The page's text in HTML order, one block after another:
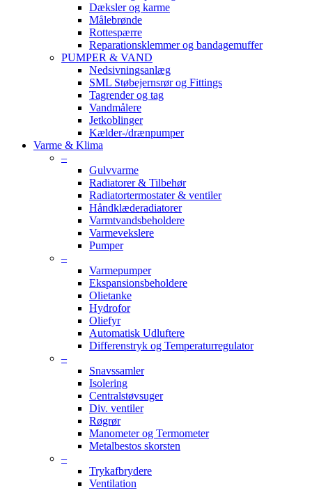
Dæksler og karme
Målebrønde
Rottespærre
Reparationsklemmer og bandagemuffer
PUMPER & VAND
Nedsivningsanlæg
SML Støbejernsrør og Fittings
Tagrender og tag
Vandmålere
Jetkoblinger
Kælder-/drænpumper
Varme & Klima
–
Gulvvarme
Radiatorer & Tilbehør
Radiatortermostater & ventiler
Håndklæderadiatorer
Varmtvandsbeholdere
Varmevekslere
Pumper
–
Varmepumper
Ekspansionsbeholdere
Olietanke
Hydrofor
Oliefyr
Automatisk Udluftere
Differenstryk og Temperaturregulator
–
Snavssamler
Isolering
Centralstøvsuger
Div. ventiler
Røgrør
Manometer og Termometer
Metalbestos skorsten
–
Trykafbrydere
Ventilation